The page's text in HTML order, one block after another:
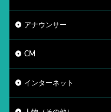
アナウンサー
CM
インターネット